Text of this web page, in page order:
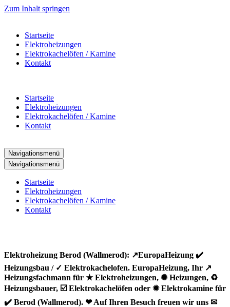
Zum Inhalt springen
Startseite
Elektroheizungen
Elektrokachelöfen / Kamine
Kontakt
Startseite
Elektroheizungen
Elektrokachelöfen / Kamine
Kontakt
Navigationsmenü
Navigationsmenü
Startseite
Elektroheizungen
Elektrokachelöfen / Kamine
Kontakt
Elektroheizung Berod (Wallmerod): ↗️EuropaHeizung ✔️
Heizungsbau / ✓ Elektrokachelofen. EuropaHeizung, Ihr ↗️
Heizungsfachmann für ★ Elektroheizungen, ✺ Heizungen, ♻
Heizungsbauer, ☑️ Elektrokachelöfen oder ✹ Elektrokamine für
✔️ Berod (Wallmerod). ❤ Auf Ihren Besuch freuen wir uns ✉